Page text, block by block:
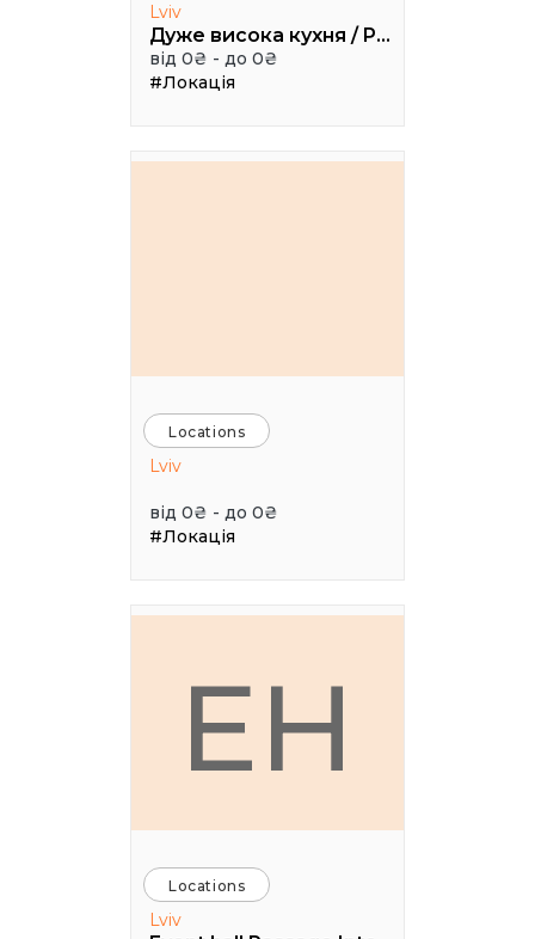
Lviv
Дуже висока кухня / Pretty High Kitchen
від 0₴ - до 0₴
#Локація
Locations
Lviv
від 0₴ - до 0₴
#Локація
EH
Locations
Lviv